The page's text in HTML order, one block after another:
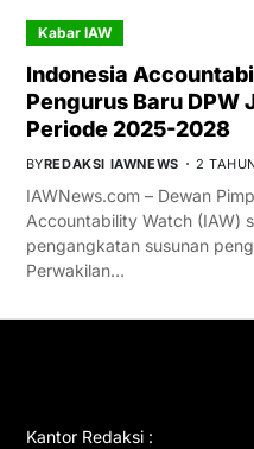
Kabar IAW
Indonesia
Pengurus Baru DPW
Periode 2025-2028
BYREDAKSI IAWNEWS 2
IAWNews.com – Dewan
Accountability Watch (IAW)
pengangkatan susunan
Perwakilan…
Kantor Redaksi :